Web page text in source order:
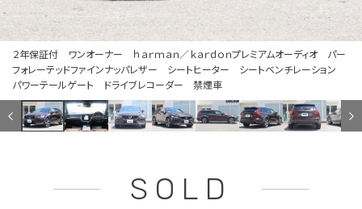
２年保証付 ワンオーナー ｈａｒｍａｎ／ｋａｒｄｏｎプレミアムオーディオ パー
フォレーテッドファインナッパレザー シートヒーター シートベンチレーション
パワーテールゲート ドライブレコーダー 禁煙車
SOLD